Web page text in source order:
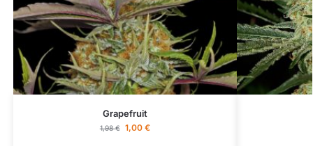
Grapefruit
1,98€ 1,00 €